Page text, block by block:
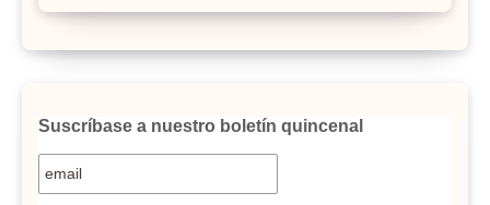
Suscríbase a nuestro boletín quincenal